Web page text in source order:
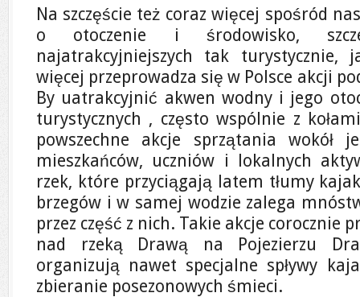
Na szczęście też coraz więcej spośród
o otoczenie i środowisko,
najatrakcyjniejszych tak turystycznie,
więcej przeprowadza się w Polsce akcji
By uatrakcyjnić akwen wodny i jego
turystycznych , często wspólnie z
powszechne akcje sprzątania wokół
mieszkańców, uczniów i lokalnych
rzek, które przyciągają latem tłumy
brzegów i w samej wodzie zalega
przez część z nich. Takie akcje corocznie
nad rzeką Drawą na Pojezierzu
organizują nawet specjalne spływy
zbieranie posezonowych śmieci.